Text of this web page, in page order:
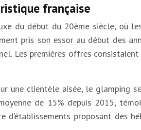
française
du début du 20ème siècle, où
pris son essor au début des
Les premières offres
une clientèle aisée, le glamping
de 15% depuis 2015,
proposant des